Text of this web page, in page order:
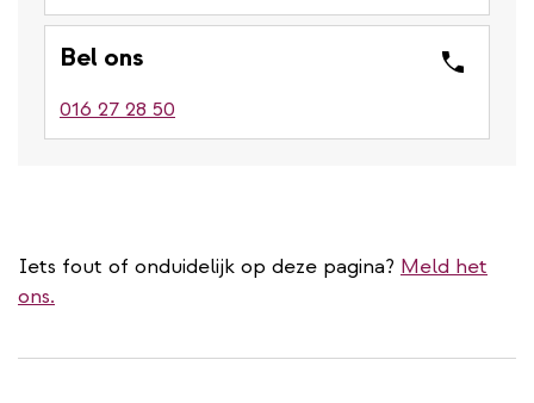
Bel ons
016 27 28 50
Iets fout of onduidelijk op deze pagina? Meld het
ons.